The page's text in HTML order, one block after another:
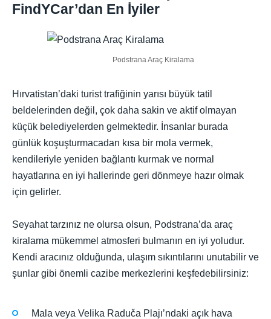
FindYCar’dan En İyiler
Podstrana Araç Kiralama
Hırvatistan’daki turist trafiğinin yarısı büyük tatil
beldelerinden değil, çok daha sakin ve aktif olmayan
küçük belediyelerden gelmektedir. İnsanlar burada
günlük koşuşturmacadan kısa bir mola vermek,
kendileriyle yeniden bağlantı kurmak ve normal
hayatlarına en iyi hallerinde geri dönmeye hazır olmak
için gelirler.
Seyahat tarzınız ne olursa olsun, Podstrana’da araç
kiralama mükemmel atmosferi bulmanın en iyi yoludur.
Kendi aracınız olduğunda, ulaşım sıkıntılarını unutabilir ve
şunlar gibi önemli cazibe merkezlerini keşfedebilirsiniz:
Mala veya Velika Raduča Plajı’ndaki açık hava